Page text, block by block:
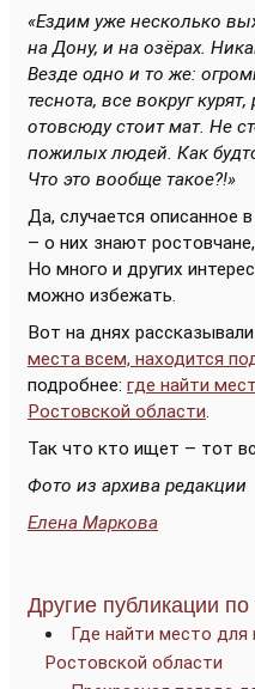
«Ездим уже несколько
на Дону, и на озёрах.
Везде одно и то же:
теснота, все вокруг
отовсюду стоит мат. Не
пожилых людей. Как
Что это вообще такое?!»
Да, случается описанное
– о них знают
Но много и других
можно избежать.
Вот на днях
места всем, находится
подробнее: где найти
Ростовской области.
Так что кто ищет – тот
Фото из архива редакции
Елена Маркова
Другие публикации по
Где найти место
Ростовской области